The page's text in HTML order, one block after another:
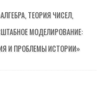
ТЕОРИЯ ЧИСЕЛ,
МОДЕЛИРОВАНИЕ:
И ПРОБЛЕМЫ ИСТОРИИ»